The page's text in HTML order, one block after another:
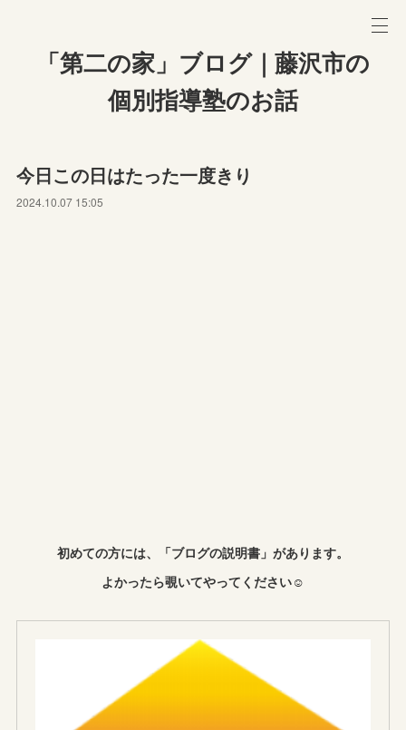
「第二の家」ブログ｜藤沢市の
個別指導塾のお話
今日この日はたった一度きり
2024.10.07 15:05
初めての方には、「ブログの説明書」があります。
よかったら覗いてやってください☺︎